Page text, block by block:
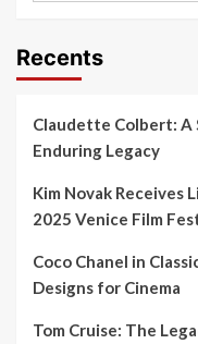
Recents
Claudette Colbert: A
Enduring Legacy
Kim Novak Receives
2025 Venice Film
Coco Chanel in
Designs for Cinema
Tom Cruise: The